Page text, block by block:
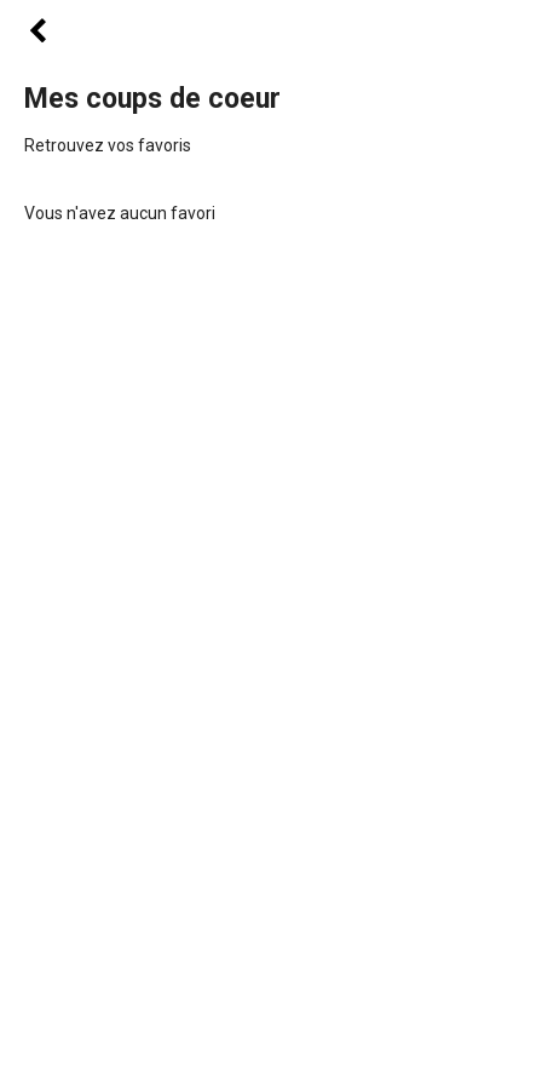
Mes coups de coeur
Retrouvez vos favoris
Vous n'avez aucun favori